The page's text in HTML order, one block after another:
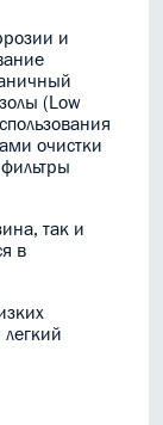
и
(Low
очистки
так и
в